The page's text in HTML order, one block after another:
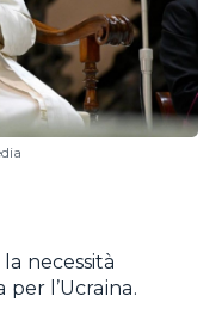
necessità
l’Ucraina.